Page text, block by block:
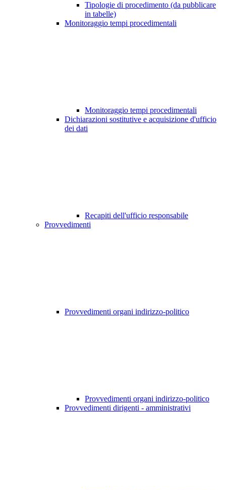
Tipologie di procedimento (da pubblicare
in tabelle)
Monitoraggio tempi procedimentali
Monitoraggio tempi procedimentali
Dichiarazioni sostitutive e acquisizione d'ufficio
dei dati
Recapiti dell'ufficio responsabile
Provvedimenti
Provvedimenti organi indirizzo-politico
Provvedimenti organi indirizzo-politico
Provvedimenti dirigenti - amministrativi